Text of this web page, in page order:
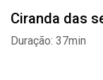
Ciranda das
Duração: 37min